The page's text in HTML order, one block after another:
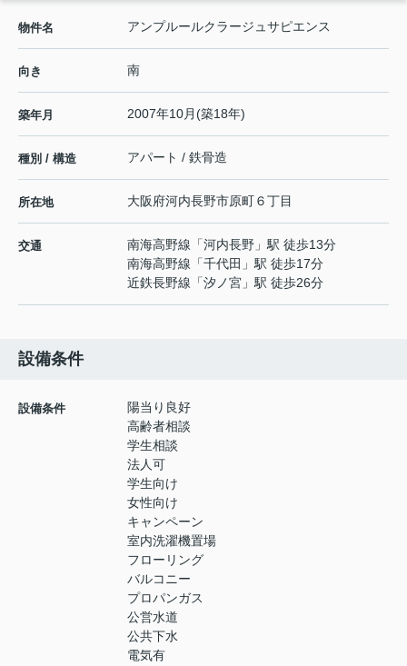
物件名 アンプルールクラージュサピエンス
向き 南
築年月 2007年10月(築18年)
種別 / 構造 アパート / 鉄骨造
所在地 大阪府河内長野市原町６丁目
交通 南海高野線 「河内長野 」駅 徒歩13分
南海高野線 「千代田 」駅 徒歩17分
近鉄長野線 「汐ノ宮 」駅 徒歩26分
設備条件
設備条件
陽当り良好
高齢者相談
学生相談
法人可
学生向け
女性向け
キャンペーン
室内洗濯機置場
フローリング
バルコニー
プロパンガス
公営水道
公共下水
電気有